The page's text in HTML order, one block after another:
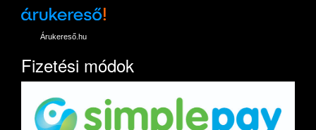
Árukereső.hu
Fizetési módok